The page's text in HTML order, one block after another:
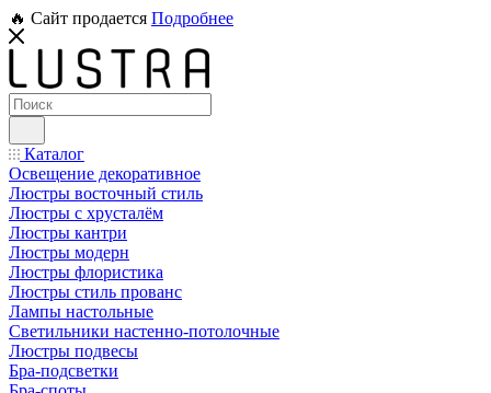
🔥 Сайт продается Подробнее
Каталог
Освещение декоративное
Люстры восточный стиль
Люстры с хрусталём
Люстры кантри
Люстры модерн
Люстры флористика
Люстры стиль прованс
Лампы настольные
Светильники настенно-потолочные
Люстры подвесы
Бра-подсветки